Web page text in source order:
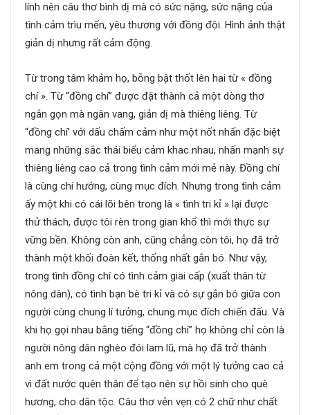
lính nên câu thơ bình dị mà có sức nặng, sức nặng của
tình cảm trìu mến, yêu thương với đồng đội. Hình ảnh thật
giản dị nhưng rất cảm động.
Từ trong tâm khảm họ, bỗng bật thốt lên hai từ « đồng
chí ». Từ “đồng chí” được đặt thành cả một dòng thơ
ngắn gọn mà ngân vang, giản dị mà thiêng liêng. Từ
“đồng chí’ với dấu chấm cảm như một nốt nhấn đặc biệt
mang những sắc thái biểu cảm khac nhau, nhấn mạnh sự
thiêng liêng cao cả trong tình cảm mới mẻ này. Đồng chí
là cùng chí hướng, cùng mục đích. Nhưng trong tình cảm
ấy một khi có cái lõi bên trong là « tình tri kỉ » lại được
thử thách, được tôi rèn trong gian khổ thì mới thực sự
vững bền. Không còn anh, cũng chẳng còn tôi, họ đã trở
thành một khối đoàn kết, thống nhất gắn bó. Như vậy,
trong tình đồng chí có tình cảm giai cấp (xuất thân từ
nông dân), có tình bạn bè tri kỉ và có sự gắn bó giữa con
người cùng chung lí tưởng, chung mục đích chiến đấu. Và
khi họ gọi nhau bằng tiếng “đồng chí” họ không chỉ còn là
người nông dân nghèo đói lam lũ, mà họ đã trở thành
anh em trong cả một cộng đồng với một lý tưởng cao cả
vì đất nước quên thân để tạo nên sự hồi sinh cho quê
hương, cho dân tộc. Câu thơ vẻn vẹn có 2 chữ như chất